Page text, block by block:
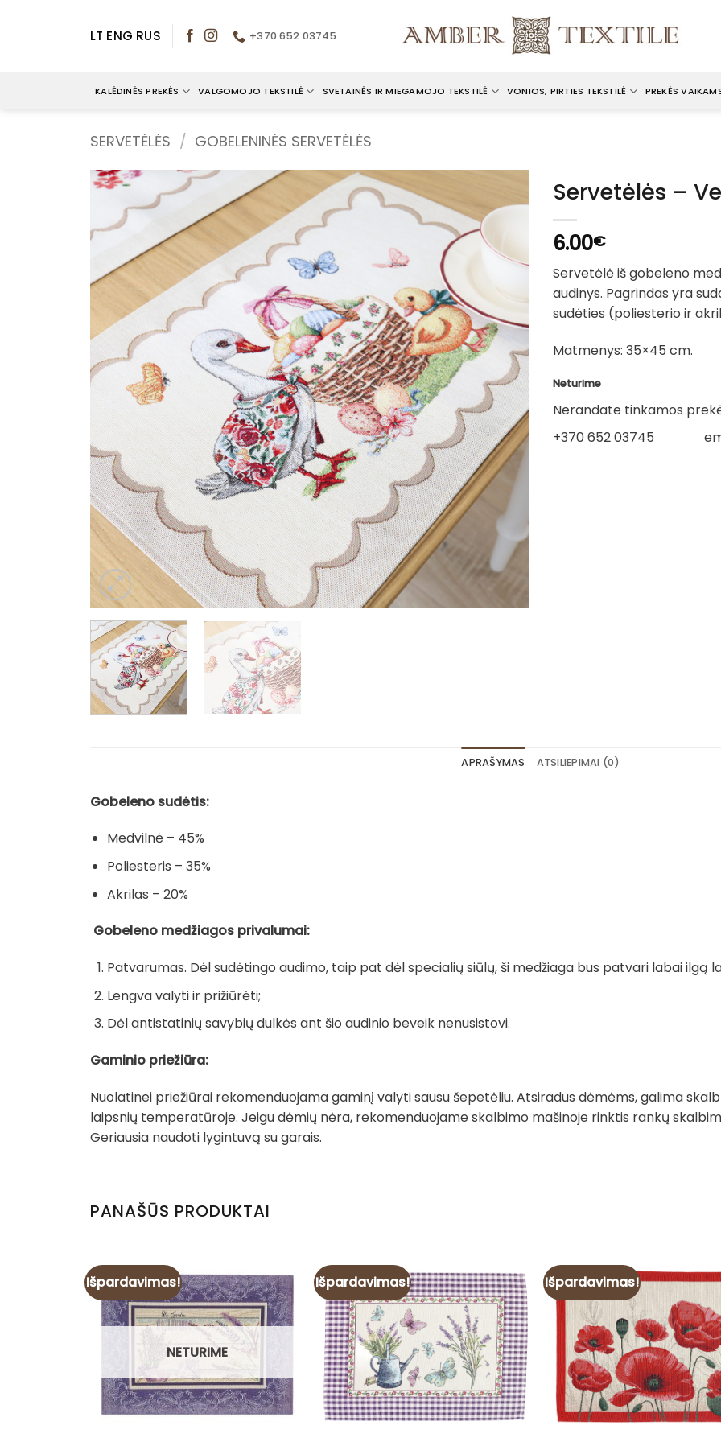
LT ENG RUS +370 652 03745
KALĖDINĖS PREKĖS VALGOMOJO TEKSTILĖ SVETAINĖS IR MIEGAMOJO TEKSTILĖ VONIOS, PIRTIES TEKSTILĖ PREKĖS
SERVETĖLĖS / GOBELENINĖS SERVETĖLĖS
Servetėlės –
6.00€
Servetėlė iš gobeleno
audinys. Pagrindas yra
sudėties (poliesterio ir
Matmenys: 35×45 cm.
Neturime
Nerandate tinkamos
+370 652 03745
APRAŠYMAS ATSILIEPIMAI (0)
Gobeleno sudėtis:
Medvilnė – 45%
Poliesteris – 35%
Akrilas – 20%
Gobeleno medžiagos privalumai:
Patvarumas. Dėl sudėtingo audimo, taip pat dėl specialių siūlų, ši medžiaga bus patvari labai ilgą
Lengva valyti ir prižiūrėti;
Dėl antistatinių savybių dulkės ant šio audinio beveik nenusistovi.
Gaminio priežiūra:
Nuolatinei priežiūrai rekomenduojama gaminį valyti sausu šepetėliu. Atsiradus dėmėms, galima
laipsnių temperatūroje. Jeigu dėmių nėra, rekomenduojame skalbimo mašinoje rinktis rankų
Geriausia naudoti lygintuvą su garais.
PANAŠŪS PRODUKTAI
Išpardavimas!
NETURIME
Išpardavimas! Išpardavimas!